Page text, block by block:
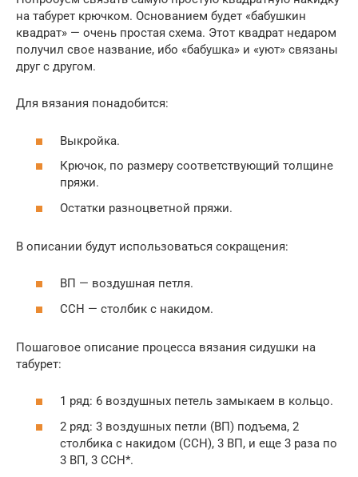
на табурет крючком. Основанием будет «бабушкин
квадрат» — очень простая схема. Этот квадрат недаром
получил свое название, ибо «бабушка» и «уют» связаны
друг с другом.
Для вязания понадобится:
Выкройка.
Крючок, по размеру соответствующий толщине
пряжи.
Остатки разноцветной пряжи.
В описании будут использоваться сокращения:
ВП — воздушная петля.
ССН — столбик с накидом.
Пошаговое описание процесса вязания сидушки на
табурет:
1 ряд: 6 воздушных петель замыкаем в кольцо.
2 ряд: 3 воздушных петли (ВП) подъема, 2
столбика с накидом (ССН), 3 ВП, и еще 3 раза по
3 ВП, 3 ССН*.